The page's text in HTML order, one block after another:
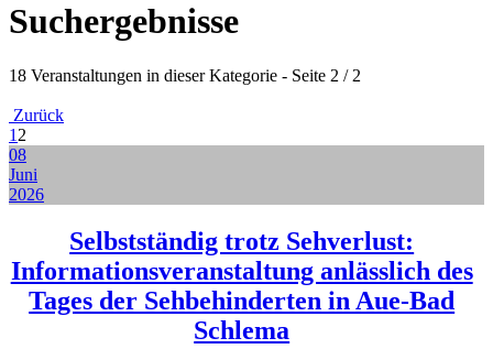
Suchergebnisse
18 Veranstaltungen in dieser Kategorie - Seite 2 / 2
Zurück
1 2
08
Juni
2026
Selbstständig trotz Sehverlust:
Informationsveranstaltung anlässlich des
Tages der Sehbehinderten in Aue-Bad
Schlema